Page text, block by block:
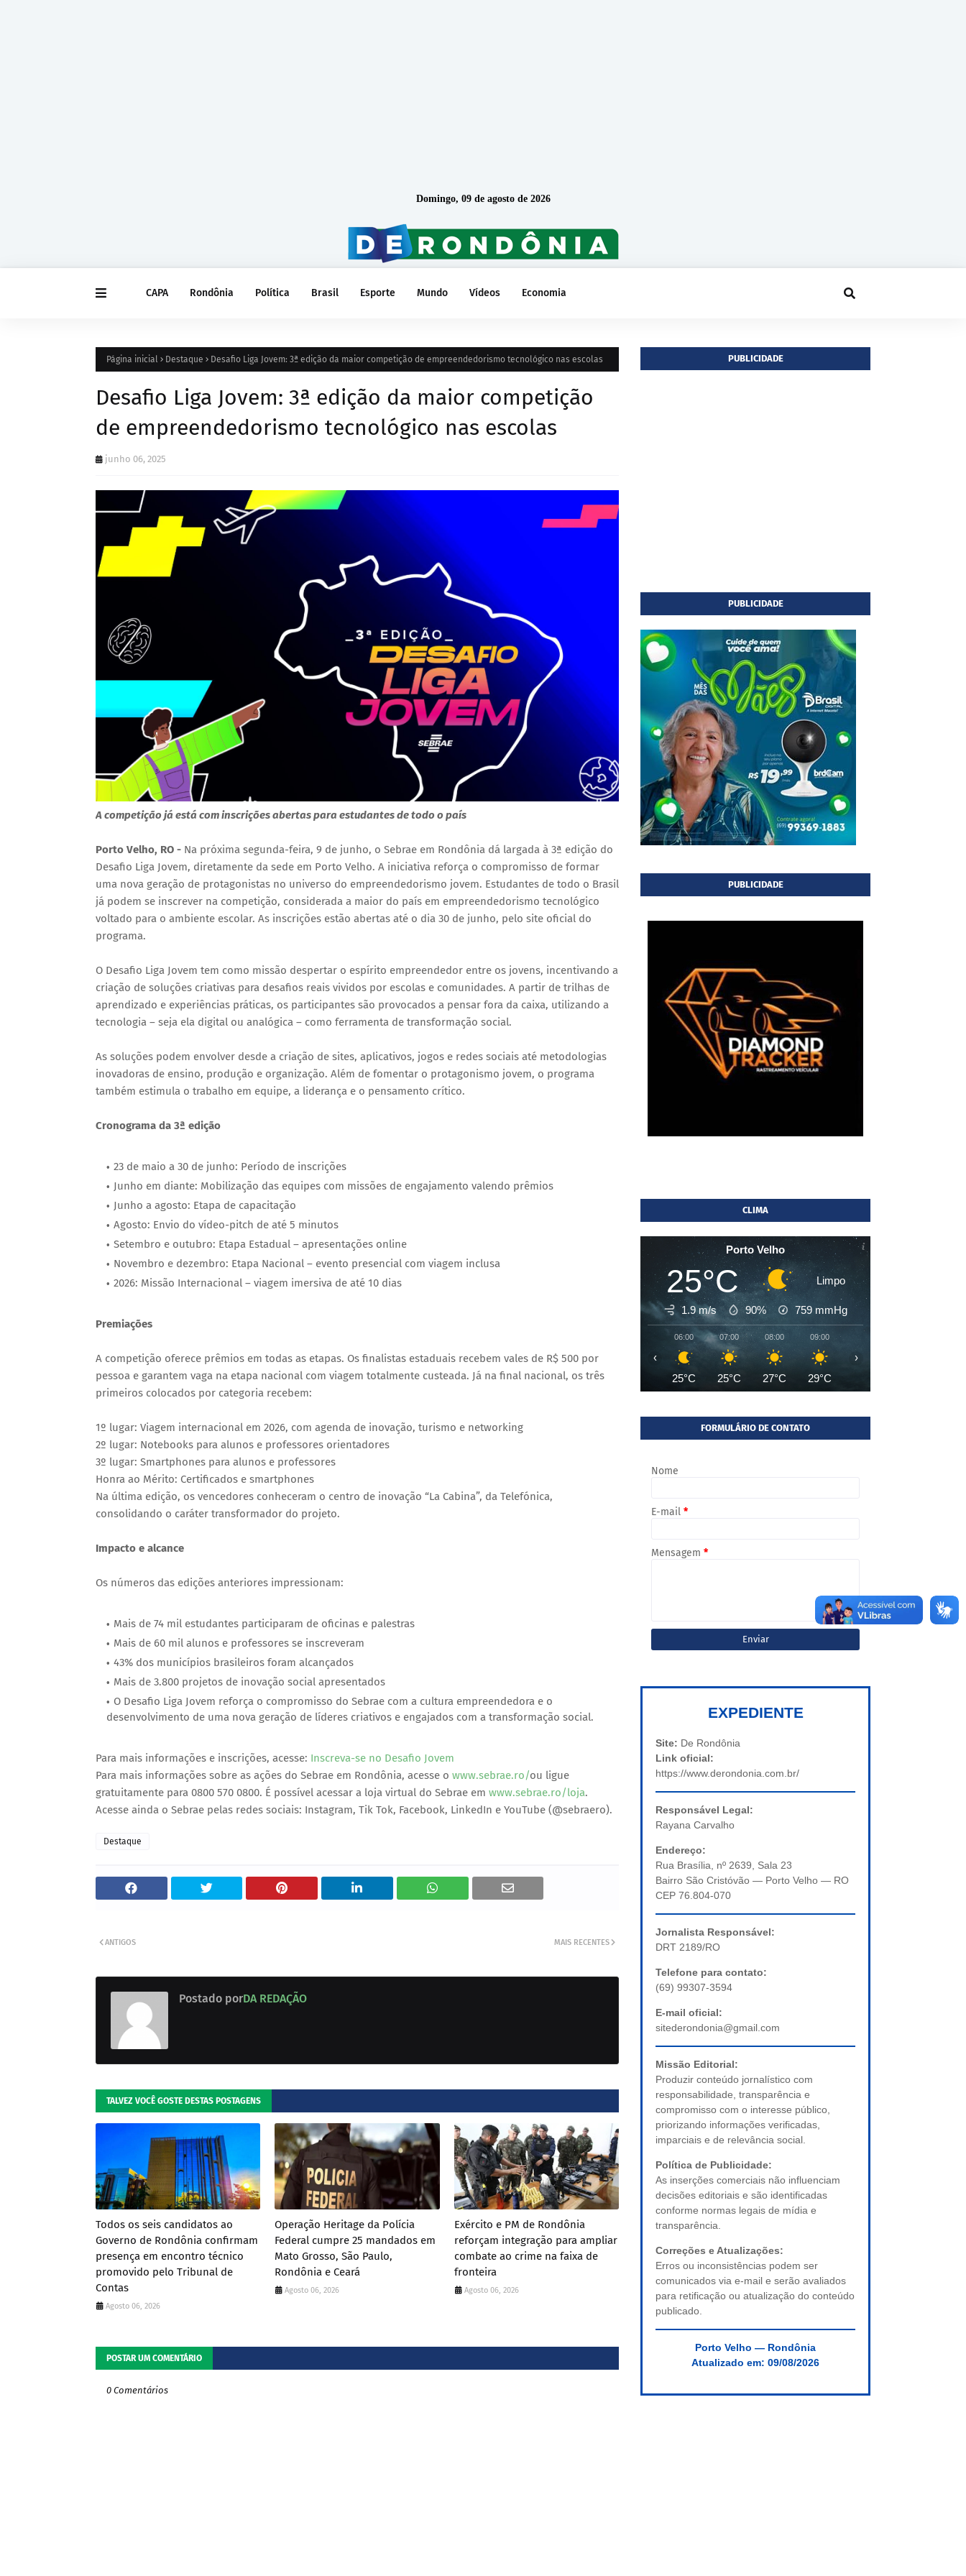
Domingo, 09 de agosto de 2026
CAPA Rondônia Política Brasil Esporte Mundo Vídeos Economia
Página inicial Destaque Desafio Liga Jovem: 3ª edição da maior competição de empreendedorismo tecnológico nas escolas
Desafio Liga Jovem: 3ª edição da maior competição
de empreendedorismo tecnológico nas escolas
junho 06, 2025
A competição já está com inscrições abertas para estudantes de todo o país
Porto Velho, RO - Na próxima segunda-feira, 9 de junho, o Sebrae em Rondônia dá largada à 3ª edição do
Desafio Liga Jovem, diretamente da sede em Porto Velho. A iniciativa reforça o compromisso de formar
uma nova geração de protagonistas no universo do empreendedorismo jovem. Estudantes de todo o Brasil
já podem se inscrever na competição, considerada a maior do país em empreendedorismo tecnológico
voltado para o ambiente escolar. As inscrições estão abertas até o dia 30 de junho, pelo site oficial do
programa.
O Desafio Liga Jovem tem como missão despertar o espírito empreendedor entre os jovens, incentivando a
criação de soluções criativas para desafios reais vividos por escolas e comunidades. A partir de trilhas de
aprendizado e experiências práticas, os participantes são provocados a pensar fora da caixa, utilizando a
tecnologia – seja ela digital ou analógica – como ferramenta de transformação social.
As soluções podem envolver desde a criação de sites, aplicativos, jogos e redes sociais até metodologias
inovadoras de ensino, produção e organização. Além de fomentar o protagonismo jovem, o programa
também estimula o trabalho em equipe, a liderança e o pensamento crítico.
Cronograma da 3ª edição
23 de maio a 30 de junho: Período de inscrições
Junho em diante: Mobilização das equipes com missões de engajamento valendo prêmios
Junho a agosto: Etapa de capacitação
Agosto: Envio do vídeo-pitch de até 5 minutos
Setembro e outubro: Etapa Estadual – apresentações online
Novembro e dezembro: Etapa Nacional – evento presencial com viagem inclusa
2026: Missão Internacional – viagem imersiva de até 10 dias
Premiações
A competição oferece prêmios em todas as etapas. Os finalistas estaduais recebem vales de R$ 500 por
pessoa e garantem vaga na etapa nacional com viagem totalmente custeada. Já na final nacional, os três
primeiros colocados por categoria recebem:
1º lugar: Viagem internacional em 2026, com agenda de inovação, turismo e networking
2º lugar: Notebooks para alunos e professores orientadores
3º lugar: Smartphones para alunos e professores
Honra ao Mérito: Certificados e smartphones
Na última edição, os vencedores conheceram o centro de inovação “La Cabina”, da Telefónica,
consolidando o caráter transformador do projeto.
Impacto e alcance
Os números das edições anteriores impressionam:
Mais de 74 mil estudantes participaram de oficinas e palestras
Mais de 60 mil alunos e professores se inscreveram
43% dos municípios brasileiros foram alcançados
Mais de 3.800 projetos de inovação social apresentados
O Desafio Liga Jovem reforça o compromisso do Sebrae com a cultura empreendedora e o
desenvolvimento de uma nova geração de líderes criativos e engajados com a transformação social.
Para mais informações e inscrições, acesse: Inscreva-se no Desafio Jovem
Para mais informações sobre as ações do Sebrae em Rondônia, acesse o www.sebrae.ro/ou ligue
gratuitamente para 0800 570 0800. É possível acessar a loja virtual do Sebrae em www.sebrae.ro/loja.
Acesse ainda o Sebrae pelas redes sociais: Instagram, Tik Tok, Facebook, LinkedIn e YouTube (@sebraero).
Destaque
MAIS RECENTES
ANTIGOS
Postado porDA REDAÇÃO
TALVEZ VOCÊ GOSTE DESTAS POSTAGENS
Todos os seis candidatos ao
Governo de Rondônia confirmam
presença em encontro técnico
promovido pelo Tribunal de
Contas
Agosto 06, 2026
Operação Heritage da Polícia
Federal cumpre 25 mandados em
Mato Grosso, São Paulo,
Rondônia e Ceará
Agosto 06, 2026
Exército e PM de Rondônia
reforçam integração para ampliar
combate ao crime na faixa de
fronteira
Agosto 06, 2026
POSTAR UM COMENTÁRIO
0 Comentários
PUBLICIDADE
PUBLICIDADE
PUBLICIDADE
CLIMA
Porto Velho
25°C Limpo
1.9 m/s 90% 759 mmHg
06:00
25°C
07:00
25°C
08:00
27°C
09:00
29°C
‹ ›
FORMULÁRIO DE CONTATO
Nome
E-mail *
Mensagem *
EXPEDIENTE
Site: De Rondônia
Link oficial:
https://www.derondonia.com.br/
Responsável Legal:
Rayana Carvalho
Endereço:
Rua Brasília, nº 2639, Sala 23
Bairro São Cristóvão — Porto Velho — RO
CEP 76.804-070
Jornalista Responsável:
DRT 2189/RO
Telefone para contato:
(69) 99307-3594
E-mail oficial:
sitederondonia@gmail.com
Missão Editorial:
Produzir conteúdo jornalístico com
responsabilidade, transparência e
compromisso com o interesse público,
priorizando informações verificadas,
imparciais e de relevância social.
Política de Publicidade:
As inserções comerciais não influenciam
decisões editoriais e são identificadas
conforme normas legais de mídia e
transparência.
Correções e Atualizações:
Erros ou inconsistências podem ser
comunicados via e-mail e serão avaliados
para retificação ou atualização do conteúdo
publicado.
Porto Velho — Rondônia
Atualizado em: 09/08/2026